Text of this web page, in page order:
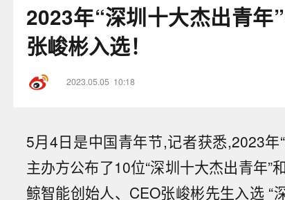
2023年“深圳十大杰出青年
张峻彬入选！
2023.05.05 10:18
5月4日是中国青年节,记者获悉,2023
主办方公布了10位“深圳十大杰出青年”
鲸智能创始人、CEO张峻彬先生入选 “